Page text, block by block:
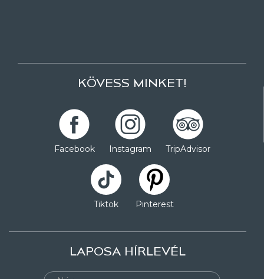
KÖVESS MINKET!
Facebook Instagram TripAdvisor
Tiktok Pinterest
LAPOSA HÍRLEVÉL